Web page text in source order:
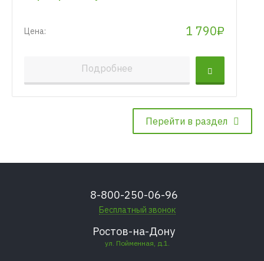
Цена: 1 790₽
Подробнее
Перейти в раздел
8-800-250-06-96
Бесплатный звонок
Ростов-на-Дону
ул. Пойменная, д.1.